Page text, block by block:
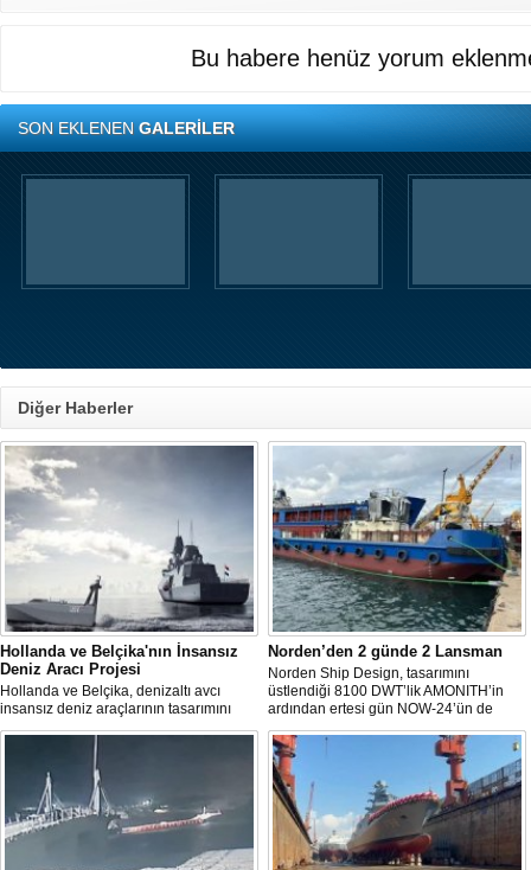
Bu habere henüz yorum
SON EKLENENGALERİLER
Diğer Haberler
Hollanda ve Belçika'nın İnsansız
Deniz Aracı Projesi
Hollanda ve Belçika, denizaltı avcı
insansız deniz araçlarının tasarımını
başlattı. Proje, 2 ülkenin deniz
kuvvetlerinin gelecekteki denizaltı karşıtı
yeteneklerini desteklemeyi amaçlıyor.
Norden’den 2 günde 2 Lansman
Norden Ship Design, tasarımını
üstlendiği 8100 DWT’lik AMONITH’in
ardından ertesi gün NOW-24’ün de
denize kavuşmasını kutladı.